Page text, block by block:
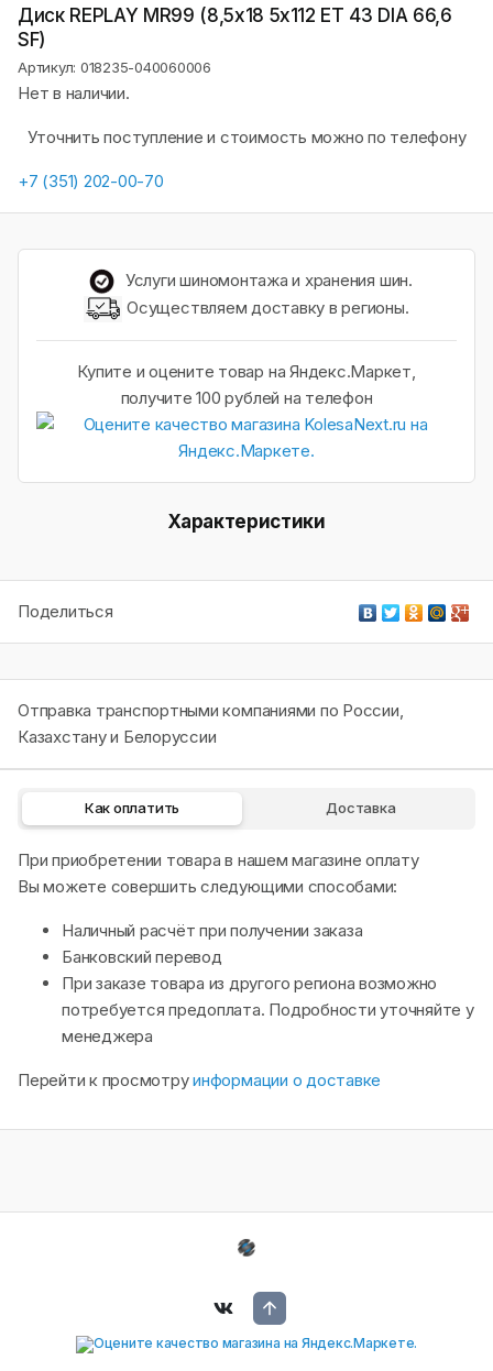
Диск REPLAY MR99 (8,5х18 5x112 ET 43 DIA 66,6
SF)
Артикул: 018235-040060006
Нет в наличии.
Уточнить поступление и стоимость можно по телефону
+7 (351) 202-00-70
Услуги шиномонтажа и хранения шин.
Осуществляем доставку в регионы.
Купите и оцените товар на Яндекс.Маркет,
получите 100 рублей на телефон
Характеристики
Поделиться
Отправка транспортными компаниями по России,
Казахстану и Белоруссии
Как оплатить Доставка
При приобретении товара в нашем магазине оплату
Вы можете совершить следующими способами:
Наличный расчёт при получении заказа
Банковский перевод
При заказе товара из другого региона возможно
потребуется предоплата. Подробности уточняйте у
менеджера
Перейти к просмотруинформации о доставке